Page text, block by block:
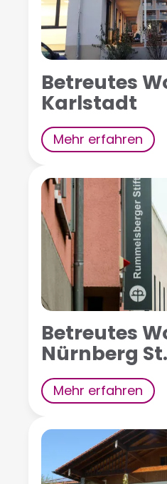
Betreutes
Karlstadt
Mehr erfahren
Betreutes
Nürnberg
Mehr erfahren